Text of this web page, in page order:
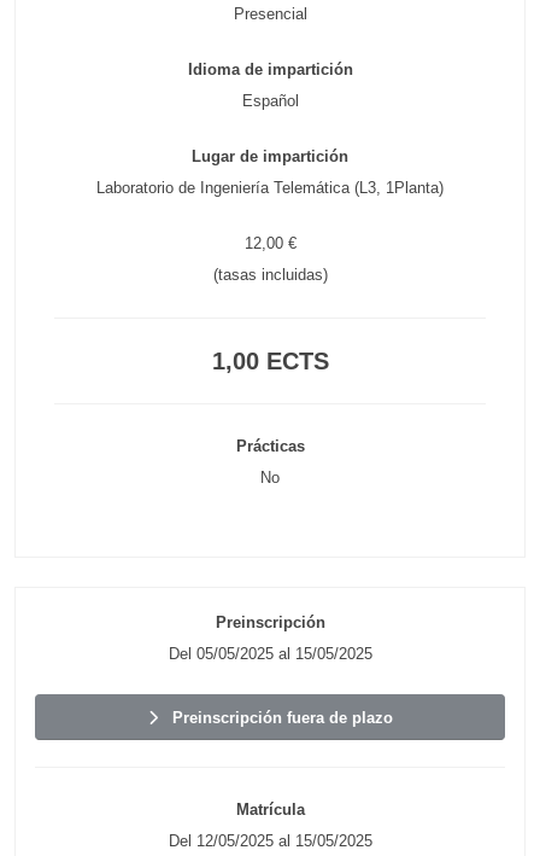
Presencial
Idioma de impartición
Español
Lugar de impartición
Laboratorio de Ingeniería Telemática (L3, 1Planta)
12,00 €
(tasas incluidas)
1,00 ECTS
Prácticas
No
Preinscripción
Del 05/05/2025 al 15/05/2025
Preinscripción fuera de plazo
Matrícula
Del 12/05/2025 al 15/05/2025